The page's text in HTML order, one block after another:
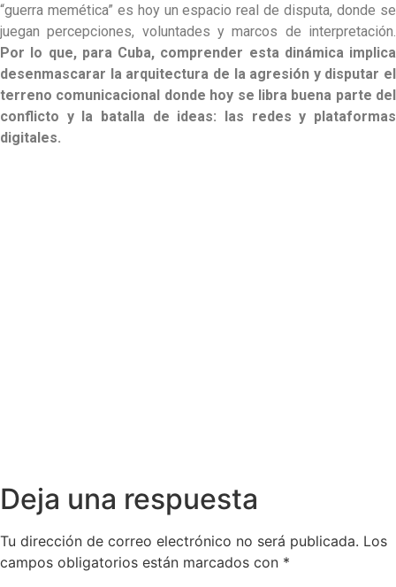
“guerra memética” es hoy un espacio real de disputa, donde se
juegan percepciones, voluntades y marcos de interpretación.
Por lo que, para Cuba, comprender esta dinámica implica
desenmascarar la arquitectura de la agresión y disputar el
terreno comunicacional donde hoy se libra buena parte del
conflicto y la batalla de ideas: las redes y plataformas
digitales.
Deja una respuesta
Tu dirección de correo electrónico no será publicada. Los
campos obligatorios están marcados con *